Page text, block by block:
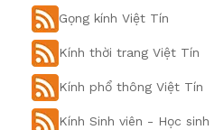
Gọng kính Việt Tín
Kính thời trang Việt Tín
Kính phổ thông Việt Tín
Kính Sinh viên - Học sinh